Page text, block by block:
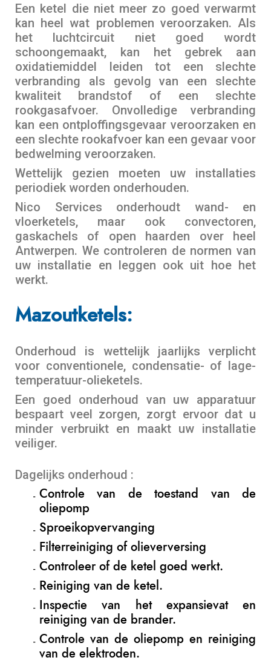
Een ketel die niet meer zo goed verwarmt
kan heel wat problemen veroorzaken. Als
het luchtcircuit niet goed wordt
schoongemaakt, kan het gebrek aan
oxidatiemiddel leiden tot een slechte
verbranding als gevolg van een slechte
kwaliteit brandstof of een slechte
rookgasafvoer. Onvolledige verbranding
kan een ontploffingsgevaar veroorzaken en
een slechte rookafvoer kan een gevaar voor
bedwelming veroorzaken.
Wettelijk gezien moeten uw installaties
periodiek worden onderhouden.
Nico Services onderhoudt wand- en
vloerketels, maar ook convectoren,
gaskachels of open haarden over heel
Antwerpen. We controleren de normen van
uw installatie en leggen ook uit hoe het
werkt.
Mazoutketels:
Onderhoud is wettelijk jaarlijks verplicht
voor conventionele, condensatie- of lage-
temperatuur-olieketels.
Een goed onderhoud van uw apparatuur
bespaart veel zorgen, zorgt ervoor dat u
minder verbruikt en maakt uw installatie
veiliger.
Dagelijks onderhoud :
Controle van de toestand van de
oliepomp
Sproeikopvervanging
Filterreiniging of olieverversing
Controleer of de ketel goed werkt.
Reiniging van de ketel.
Inspectie van het expansievat en
reiniging van de brander.
Controle van de oliepomp en reiniging
van de elektroden.